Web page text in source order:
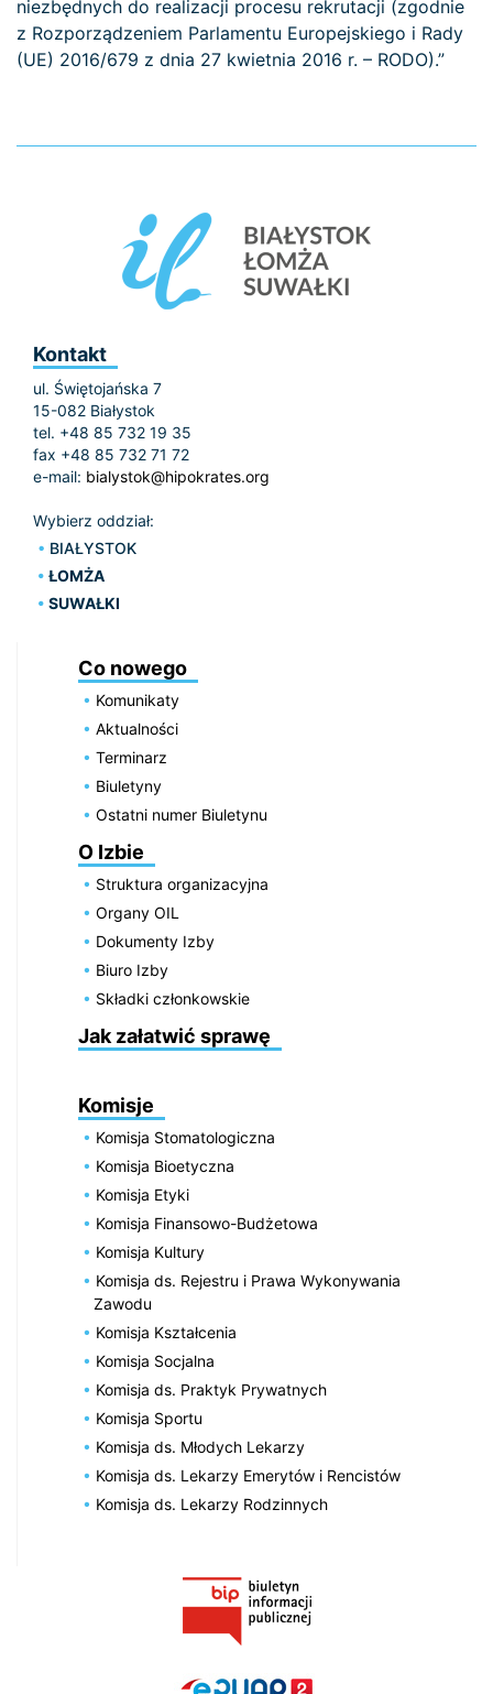
niezbędnych do realizacji procesu rekrutacji (zgodnie
z Rozporządzeniem Parlamentu Europejskiego i Rady
(UE) 2016/679 z dnia 27 kwietnia 2016 r. – RODO).”
Kontakt
ul. Świętojańska 7
15-082 Białystok
tel. +48 85 732 19 35
fax +48 85 732 71 72
e-mail: bialystok@hipokrates.org
Wybierz oddział:
BIAŁYSTOK
ŁOMŻA
SUWAŁKI
Co nowego
Komunikaty
Aktualności
Terminarz
Biuletyny
Ostatni numer Biuletynu
O Izbie
Struktura organizacyjna
Organy OIL
Dokumenty Izby
Biuro Izby
Składki członkowskie
Jak załatwić sprawę
Komisje
Komisja Stomatologiczna
Komisja Bioetyczna
Komisja Etyki
Komisja Finansowo-Budżetowa
Komisja Kultury
Komisja ds. Rejestru i Prawa Wykonywania
Zawodu
Komisja Kształcenia
Komisja Socjalna
Komisja ds. Praktyk Prywatnych
Komisja Sportu
Komisja ds. Młodych Lekarzy
Komisja ds. Lekarzy Emerytów i Rencistów
Komisja ds. Lekarzy Rodzinnych